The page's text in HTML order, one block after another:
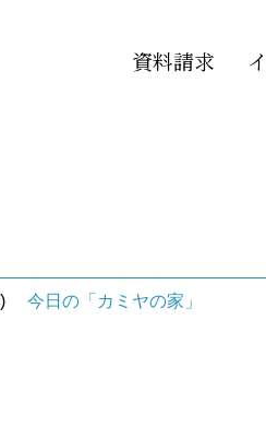
資料請求
今日の「カミヤの家」